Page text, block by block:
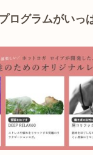
ログラムがいっ